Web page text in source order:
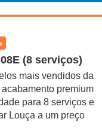
(8 serviços)
mais vendidos da
premium
para 8 serviços e
Louça a um preço